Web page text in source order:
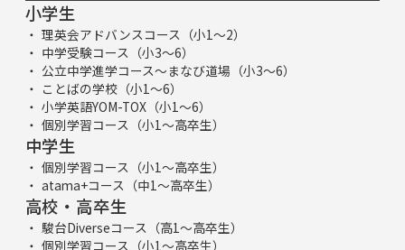
小学生
理英会アドバンスコース（小1～2）
中学受験コース（小3～6）
公立中学進学コース～まなび道場（小3～6）
ことばの学校（小1～6）
小学英語YOM-TOX（小1～6）
個別学習コース（小1～高卒生）
中学生
個別学習コース（小1～高卒生）
atama+コース（中1～高卒生）
高校・高卒生
駿台Diverseコース（高1～高卒生）
個別学習コース（小1～高卒生）